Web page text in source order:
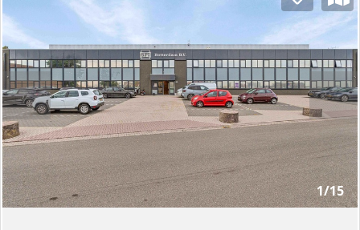
Waarom
adverteren
Premium
adverteren
Blog
Registreren
Login
1/15